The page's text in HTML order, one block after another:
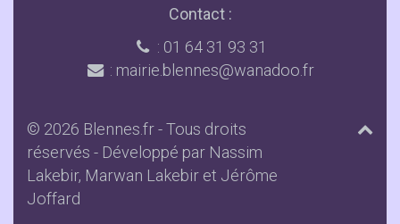
Contact :
: 01 64 31 93 31
: mairie.blennes@wanadoo.fr
© 2026 Blennes.fr - Tous droits
réservés - Développé par Nassim
Lakebir, Marwan Lakebir et Jérôme
Joffard